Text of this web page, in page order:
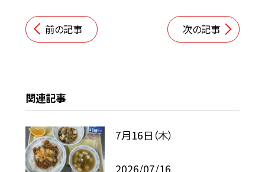
前の記事 次の記事
関連記事
7月16日（木）
2026/07/16